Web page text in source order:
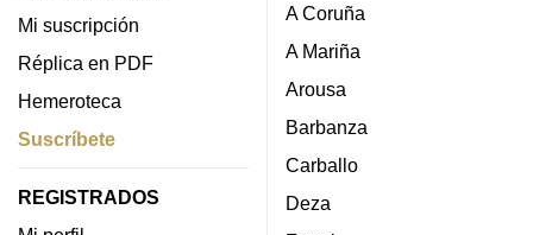
Mi suscripción
Réplica en PDF
Hemeroteca
Suscríbete
REGISTRADOS
A Coruña
A Mariña
Arousa
Barbanza
Carballo
Deza